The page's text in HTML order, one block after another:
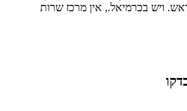
ויש בכרמיאל., אין מרכז שרות